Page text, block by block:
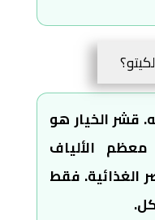
قشر الخيار هو
معظم الألياف
الغذائية. فقط